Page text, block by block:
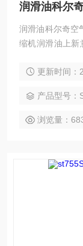
润滑油科尔
润滑油科尔奇空
缩机润滑油上新意大利
油强列建议任
B公司的原厂进
更新时间：
产品型号：
浏览量：